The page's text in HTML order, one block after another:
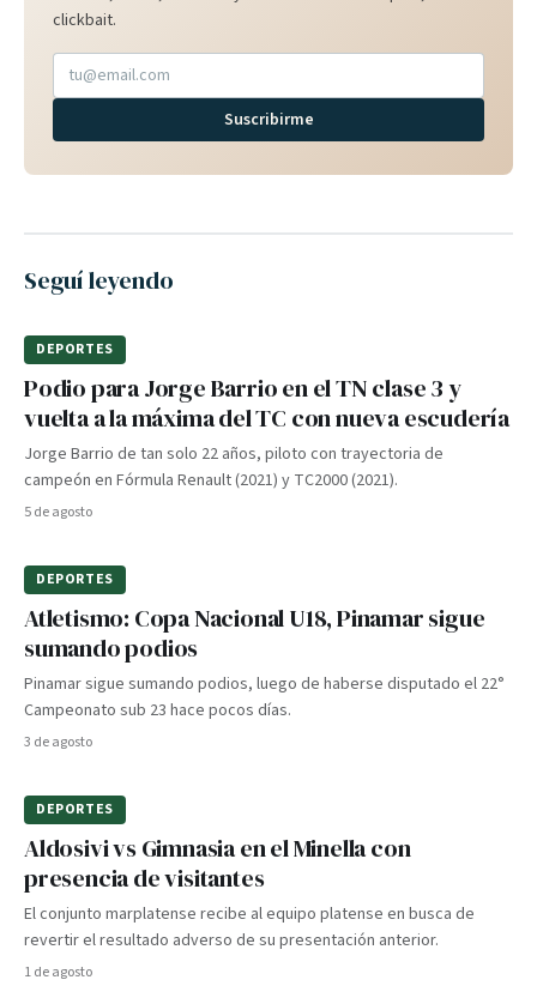
clickbait.
Suscribirme
Seguí leyendo
DEPORTES
Podio para Jorge Barrio en el TN clase 3 y
vuelta a la máxima del TC con nueva escudería
Jorge Barrio de tan solo 22 años, piloto con trayectoria de
campeón en Fórmula Renault (2021) y TC2000 (2021).
5 de agosto
DEPORTES
Atletismo: Copa Nacional U18, Pinamar sigue
sumando podios
Pinamar sigue sumando podios, luego de haberse disputado el 22°
Campeonato sub 23 hace pocos días.
3 de agosto
DEPORTES
Aldosivi vs Gimnasia en el Minella con
presencia de visitantes
El conjunto marplatense recibe al equipo platense en busca de
revertir el resultado adverso de su presentación anterior.
1 de agosto